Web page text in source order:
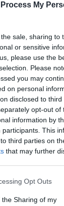
My
sale, sharing to
or sensitive
please use the
Please
you may
on personal
disclosed to
opt-out of
information by
participants. This
third parties on
that may further
app uses one
usage behaviour.
Opt Outs
Sharing of my